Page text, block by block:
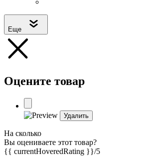
Еще
Оцените товар
Удалить
На сколько
Вы оцениваете этот товар?
{{ currentHoveredRating }}/5